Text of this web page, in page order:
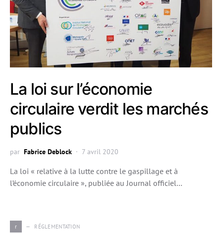
La loi sur l’économie
circulaire verdit les marchés
publics
par Fabrice Deblock 7 avril 2020
La loi « relative à la lutte contre le gaspillage et à
l’économie circulaire », publiée au Journal officiel…
r RÉGLEMENTATION